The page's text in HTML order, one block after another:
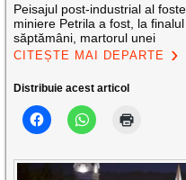
Peisajul post-industrial al
miniere Petrila a fost, la
săptămâni, martorul unei
CITEȘTE MAI DEPARTE
Distribuie acest articol